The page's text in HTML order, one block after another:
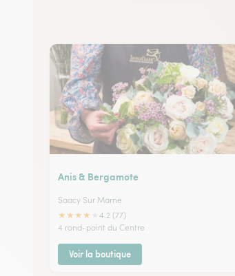
Anis & Bergamote
Saacy Sur Marne
★★★★
4.2 (77)
4 rond-point du Centre
Voir la boutique